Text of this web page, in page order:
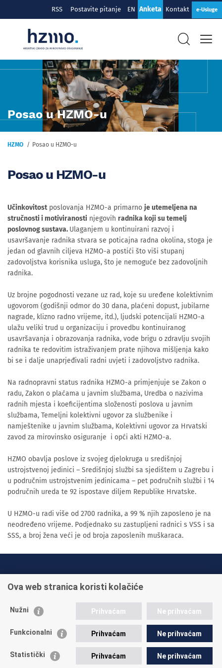
RSS Postavite pitanje EN Anketa Kontakt e-Usluge
Posao u HZMO-u
HZMO Posao u HZMO-u
Posao u HZMO-u
Učinkovitostposlovanja HZMO-a primarno je utemeljena na
stručnosti i motiviranosti njegovih radnika koji su temelj
poslovnog sustava. Ulaganjem u kontinuirani razvoj i
usavršavanje radnika stvara se poticajna radna okolina, stoga je
jedan od glavnih ciljeva HZMO-a postići što viši stupanj
zadovoljstva korisnika usluga, što je nemoguće bez zadovoljnih
radnika.
Uz brojne pogodnosti vezane uz rad, koje su uređene kolektivnim
ugovorom (godišnji odmor do 30 dana, plaćeni dopust, jubilarne
nagrade, klizno radno vrijeme, itd.), ljudski potencijali HZMO-a
ulažu veliki trud u organizaciju i provedbu kontinuiranog
usavršavanja i obrazovanja radnika, vode brigu o zdravlju svojih
radnika te redovitim istraživanjem prate njihova mišljenja kako
bi se i dalje unaprjeđivali radni uvjeti i zadovoljstvo radnika.
Na radnopravni status radnika HZMO-a primjenjuje se Zakon o
radu, Zakon o plaćama u javnim službama, Uredba o nazivima
radnih mjesta i koeficijentima složenosti poslova u javnim
službama, Temeljni kolektivni ugovor za službenike i
namještenike u javnim službama, Kolektivni ugovor za Hrvatski
zavod za mirovinsko osiguranje i opći akti HZMO-a.
HZMO obavlja poslove iz svojeg djelokruga u središnjoj
ustrojstvenoj jedinici – Središnjoj službi sa sjedištem u Zagrebu i
u područnim ustrojstvenim jedinicama – pet područnih službi i 14
područnih ureda te 92 ispostave diljem Republike Hrvatske.
U HZMO-u radi više od 2700 radnika, a 99 % njih zaposleno je na
neodređeno vrijeme. Podjednako su zastupljeni radnici s VSS i sa
SSS, a broj žena veći je od broja zaposlenih muškaraca.
+385 1 45 95 011
Postavite pitanje
Ova web stranica koristi kolačiće
Nužni Prihvaćam Ne prihvaćam
Funkcionalni Prihvaćam Ne prihvaćam
Statistički Prihvaćam Ne prihvaćam